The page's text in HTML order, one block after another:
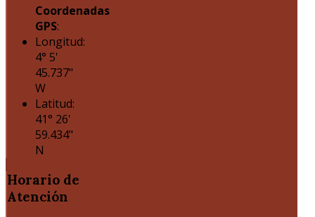
Coordenadas
GPS:
Longitud:
4° 5'
45.737"
W
Latitud:
41° 26'
59.434"
N
Horario de
Atención